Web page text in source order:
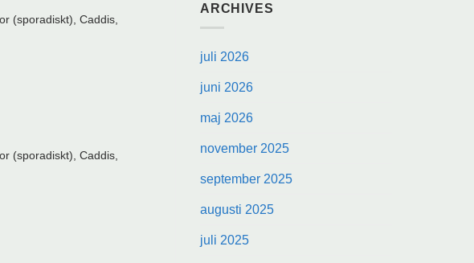
(sporadiskt), Caddis,
(sporadiskt), Caddis,
ARCHIVES
juli 2026
juni 2026
maj 2026
november 2025
september 2025
augusti 2025
juli 2025